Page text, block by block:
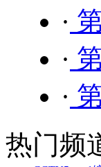
·
·
·
热门频